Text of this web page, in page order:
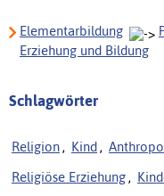
Elementarbildung
Erziehung und Bildung
Schlagwörter
Religion , Kind ,
Religiöse Erziehung ,